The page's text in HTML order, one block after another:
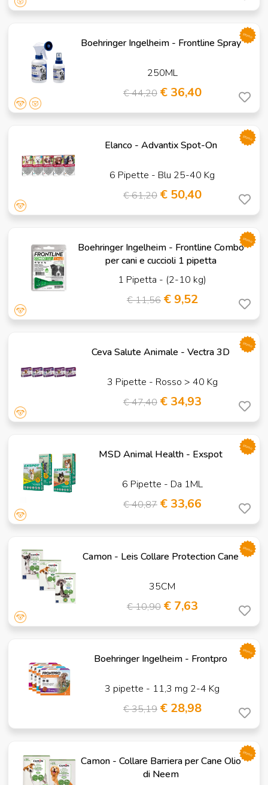
Boehringer Ingelheim - Frontline Spray
250ML
€ 44,20 € 36,40
promo
Elanco - Advantix Spot-On
6 Pipette - Blu 25-40 Kg
€ 61,20 € 50,40
promo
Boehringer Ingelheim - Frontline Combo
per cani e cuccioli 1 pipetta
1 Pipetta - (2-10 kg)
€ 11,56 € 9,52
promo
Ceva Salute Animale - Vectra 3D
3 Pipette - Rosso > 40 Kg
€ 47,40 € 34,93
promo
MSD Animal Health - Exspot
6 Pipette - Da 1ML
€ 40,87 € 33,66
promo
Camon - Leis Collare Protection Cane
35CM
€ 10,90 € 7,63
promo
Boehringer Ingelheim - Frontpro
3 pipette - 11,3 mg 2-4 Kg
€ 35,19 € 28,98
promo
Camon - Collare Barriera per Cane Olio
di Neem
promo